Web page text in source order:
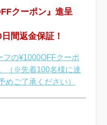
クーポン』進呈
間返金保証！
フの¥1000OFFクーポ
（※先着100名様に達
めご了承ください）